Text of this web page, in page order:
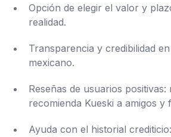
Opción de elegir el valor y
realidad.
Transparencia y credibilidad
mexicano.
Reseñas de usuarios positivas:
recomienda Kueski a amigos y
Ayuda con el historial